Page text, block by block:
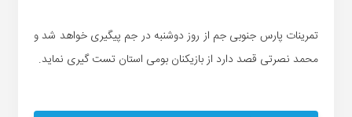
تمرینات پارس جنوبی جم از روز دوشنبه در جم پیگیری خواهد شد و
محمد نصرتی قصد دارد از بازیکنان بومی استان تست گیری نماید.